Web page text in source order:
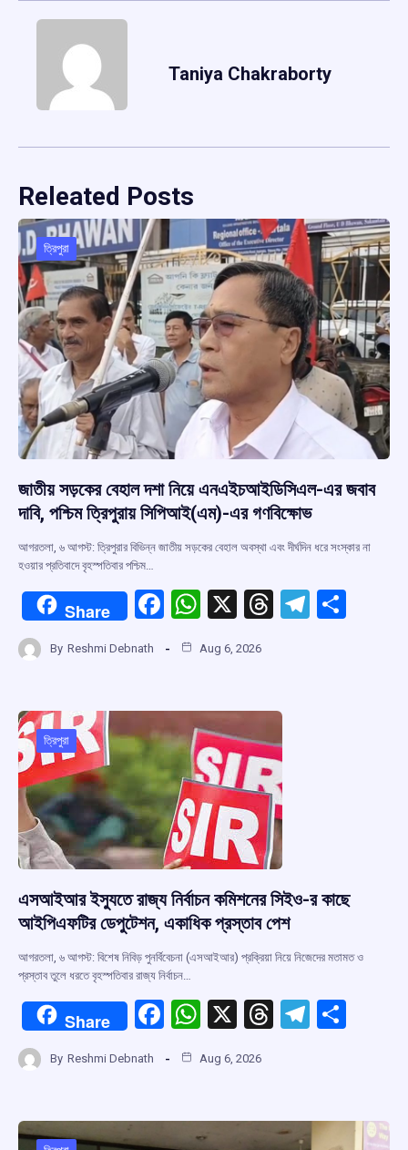
Taniya Chakraborty
Releated Posts
ত্রিপুরা
জাতীয় সড়কের বেহাল দশা নিয়ে এনএইচআইডিসিএল-এর জবাব
দাবি, পশ্চিম ত্রিপুরায় সিপিআই(এম)-এর গণবিক্ষোভ
আগরতলা, ৬ আগস্ট: ত্রিপুরার বিভিন্ন জাতীয় সড়কের বেহাল অবস্থা এবং দীর্ঘদিন ধরে সংস্কার না
হওয়ার প্রতিবাদে বৃহস্পতিবার পশ্চিম…
Share
F
ce
o
o
k
W
at
A
p
p
X
T
d
s
T
By Reshmi Debnath Aug 6, 2026
ত্রিপুরা
এসআইআর ইস্যুতে রাজ্য নির্বাচন কমিশনের সিইও-র কাছে
আইপিএফটির ডেপুটেশন, একাধিক প্রস্তাব পেশ
আগরতলা, ৬ আগস্ট: বিশেষ নিবিড় পুনর্বিবেচনা (এসআইআর) প্রক্রিয়া নিয়ে নিজেদের মতামত ও
প্রস্তাব তুলে ধরতে বৃহস্পতিবার রাজ্য নির্বাচন…
Share
F
ce
o
W
at
A
X
T
d
T
a
By Reshmi Debnath Aug 6, 2026